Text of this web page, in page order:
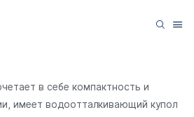
в себе компактность и
имеет водоотталкивающий купол